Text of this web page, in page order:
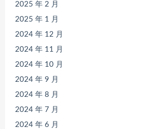
2025 年 2 月
2025 年 1 月
2024 年 12 月
2024 年 11 月
2024 年 10 月
2024 年 9 月
2024 年 8 月
2024 年 7 月
2024 年 6 月